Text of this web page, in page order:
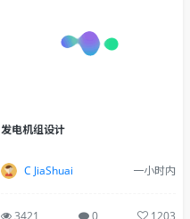
发电机组设计
C JiaShuai 一小时内